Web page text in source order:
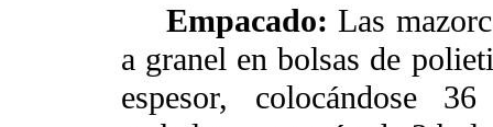
Empacado: Las
a granel en bolsas de
espesor, colocándose